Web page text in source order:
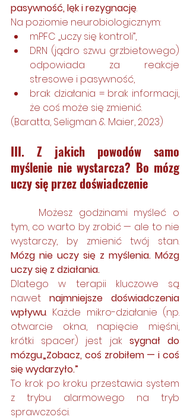
pasywność, lęk i rezygnację.
Na poziomie neurobiologicznym:
mPFC „uczy się kontroli”,
DRN (jądro szwu grzbietowego)
odpowiada za reakcje
stresowe i pasywność,
brak działania = brak informacji,
że coś może się zmienić.
(Baratta, Seligman & Maier, 2023)
III. Z jakich powodów samo
myślenie nie wystarcza? Bo mózg
uczy się przez doświadczenie
tym, co warto by zrobić — ale to nie
Mózg nie uczy się z myślenia. Mózg
uczy się z działania.
Dlatego w terapii kluczowe są
nawet najmniejsze doświadczenia
wpływu. Każde mikro-działanie (np.
otwarcie okna, napięcie mięśni,
krótki spacer) jest jak sygnał do
mózgu:„Zobacz, coś zrobiłem — i coś
się wydarzyło.”
To krok po kroku przestawia system
z trybu alarmowego na tryb
sprawczości.